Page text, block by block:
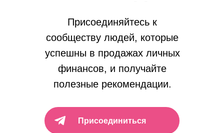
Присоединяйтесь к
сообществу людей, которые
успешны в продажах личных
финансов, и получайте
полезные рекомендации.
Присоединиться